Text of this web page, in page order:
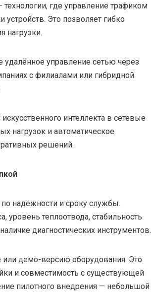
где управление трафиком
устройств. Это позволяет гибко
нагрузки.
управление сетью через
с филиалами или гибридной
интеллекта в сетевые
нагрузок и автоматическое
решений.
по надёжности и сроку службы.
уровень теплоотвода, стабильность
диагностических инструментов.
или демо-версию оборудования. Это
и совместимость с существующей
пилотного внедрения — небольшой